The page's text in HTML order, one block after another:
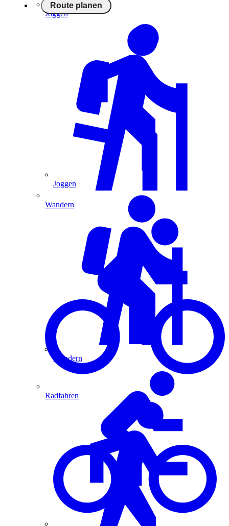
Route planen
Joggen
Wandern
Joggen
Wandern
Radfahren